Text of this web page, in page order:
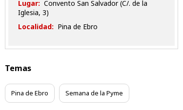
Lugar: Convento San Salvador (C/. de la
Iglesia, 3)
Localidad: Pina de Ebro
Temas
Pina de Ebro Semana de la Pyme